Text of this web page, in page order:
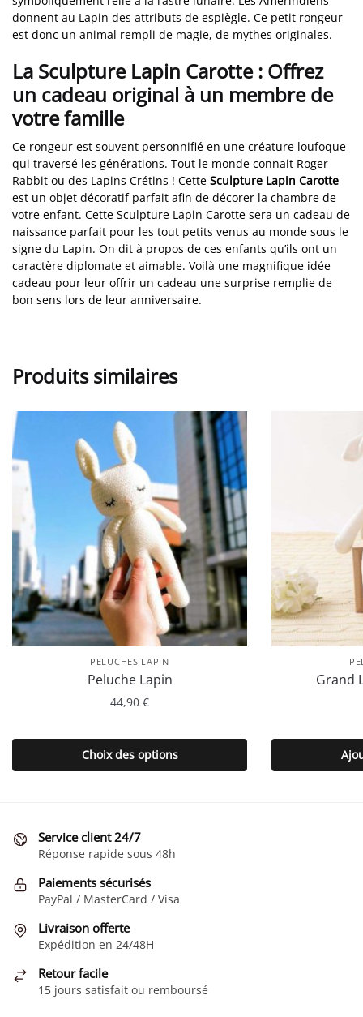
donnent au Lapin des attributs de espiègle. Ce petit rongeur
est donc un animal rempli de magie, de mythes originales.
La Sculpture Lapin Carotte : Offrez
un cadeau original à un membre de
votre famille
Ce rongeur est souvent personnifié en une créature loufoque
qui traversé les générations. Tout le monde connait Roger
Rabbit ou des Lapins Crétins ! Cette Sculpture Lapin Carotte
est un objet décoratif parfait afin de décorer la chambre de
votre enfant. Cette Sculpture Lapin Carotte sera un cadeau de
naissance parfait pour les tout petits venus au monde sous le
signe du Lapin. On dit à propos de ces enfants qu’ils ont un
caractère diplomate et aimable. Voilà une magnifique idée
cadeau pour leur offrir un cadeau une surprise remplie de
bon sens lors de leur anniversaire.
Produits similaires
PELUCHES LAPIN
Peluche Lapin
44,90 €
Choix des options
produit
a
options
être
choisies
sur
la
Grand
Service client 24/7
Réponse rapide sous 48h
Paiements sécurisés
PayPal / MasterCard / Visa
Livraison offerte
Expédition en 24/48H
Retour facile
15 jours satisfait ou remboursé